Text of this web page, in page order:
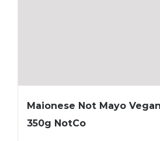
Maionese Not Mayo
350g NotCo